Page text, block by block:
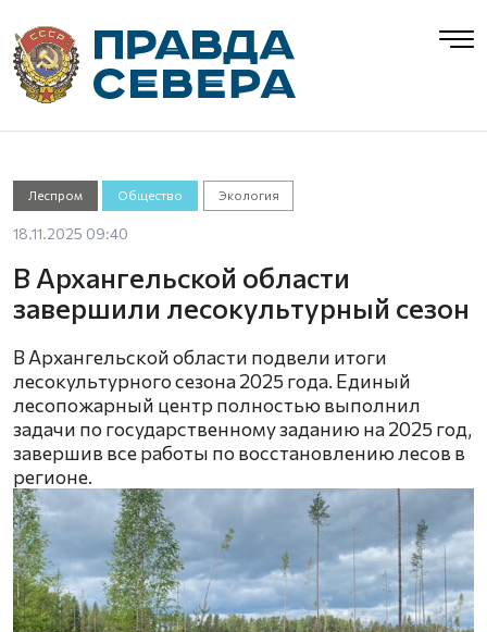
Леспром Общество Экология
18.11.2025 09:40
В Архангельской области
завершили лесокультурный сезон
В Архангельской области подвели итоги
лесокультурного сезона 2025 года. Единый
лесопожарный центр полностью выполнил
задачи по государственному заданию на 2025 год,
завершив все работы по восстановлению лесов в
регионе.